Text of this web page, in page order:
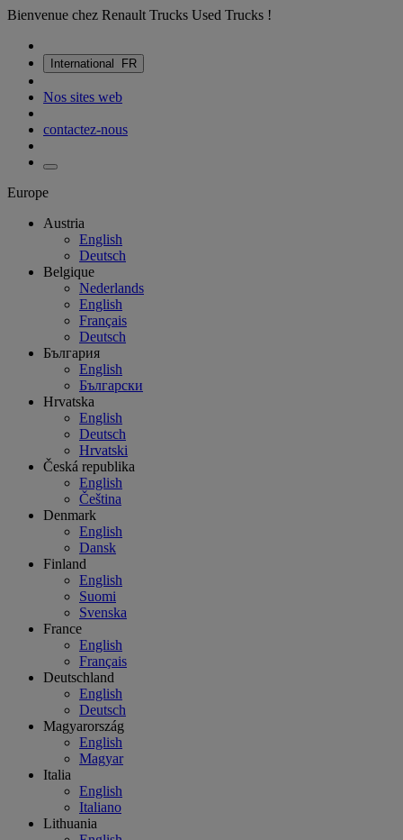
Bienvenue chez Renault Trucks Used Trucks !
International FR
Nos sites web
contactez-nous
Europe
Austria
English
Deutsch
Belgique
Nederlands
English
Français
Deutsch
България
English
Български
Hrvatska
English
Deutsch
Hrvatski
Česká republika
English
Čeština
Denmark
English
Dansk
Finland
English
Suomi
Svenska
France
English
Français
Deutschland
English
Deutsch
Magyarország
English
Magyar
Italia
English
Italiano
Lithuania